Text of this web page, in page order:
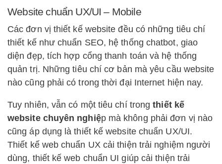
Website chuẩn UX/UI – Mobile
Các đơn vị thiết kế website đều có những tiêu chí
thiết kế như chuẩn SEO, hệ thống chatbot, giao
diện đẹp, tích hợp cổng thanh toán và hệ thống
quản trị. Những tiêu chí cơ bản mà yêu cầu website
nào cũng phải có trong thời đại Internet hiện nay.
Tuy nhiên, vẫn có một tiêu chí trongthiết kế
website chuyên nghiệp mà không phải đơn vị nào
cũng áp dụng là thiết kế website chuẩn UX/UI.
Thiết kế web chuẩn UX cải thiện trải nghiệm người
dùng, thiết kế web chuẩn UI giúp cải thiện trải